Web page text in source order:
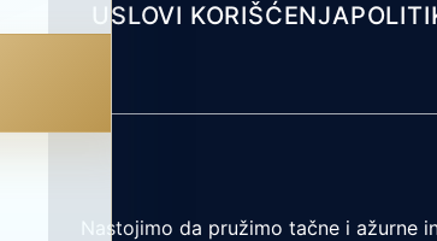
USLOVI KORIŠĆENJA
Nastojimo da pružimo tačne i ažurne